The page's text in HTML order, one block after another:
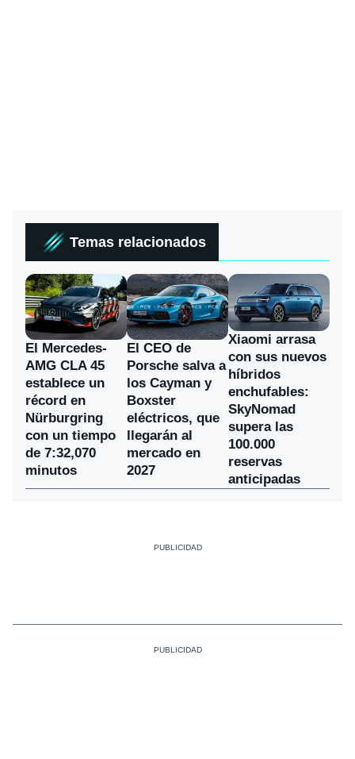
Temas relacionados
El Mercedes-
AMG CLA 45
establece un
récord en
Nürburgring
con un tiempo
de 7:32,070
minutos
El CEO de
Porsche salva a
los Cayman y
Boxster
eléctricos, que
llegarán al
mercado en
2027
Xiaomi arrasa
con sus nuevos
híbridos
enchufables:
SkyNomad
supera las
100.000
reservas
anticipadas